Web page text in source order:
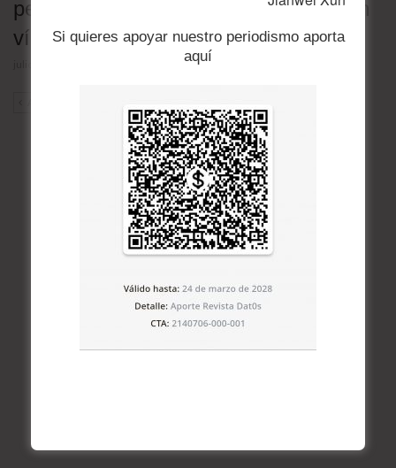
peligro: 30 de las 36 oficiales están en
vías de extinción
Si quieres apoyar nuestro periodismo aporta
aquí